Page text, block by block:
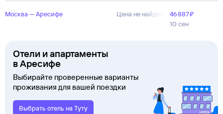
Москва — Аресифе Цена не найдена
46 ⁠887 ⁠₽
10 сен
Отели и апартаменты
в Аресифе
Выбирайте проверенные варианты
проживания для вашей поездки
Выбрать отель на Туту